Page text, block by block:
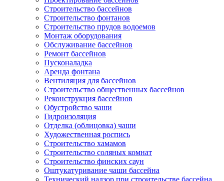
Строительство бассейнов
Строительство фонтанов
Строительство прудов водоемов
Монтаж оборудования
Обслуживание бассейнов
Ремонт бассейнов
Пусконаладка
Аренда фонтана
Вентиляция для бассейнов
Строительство общественных бассейнов
Реконструкция бассейнов
Обустройство чаши
Гидроизоляция
Отделка (облицовка) чаши
Художественная роспись
Строительство хамамов
Строительство соляных комнат
Строительство финских саун
Оштукатуривание чаши бассейна
Технический надзор при строительстве бассейна